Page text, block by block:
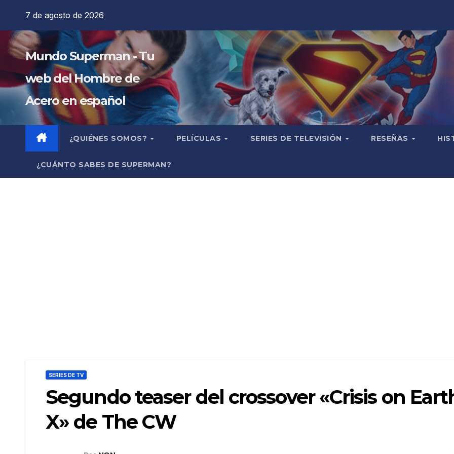
contenido
7 de agosto de 2026
Mundo Superman - Tu
web del Hombre de
Acero en español
¿QUIÉNES SOMOS? PELÍCULAS SERIES DE TELEVISIÓN RESEÑAS
¿CUÁNTO SABES DE SUPERMAN?
SERIES DE TV
Segundo teaser del crossover «Crisis on
X» de The CW